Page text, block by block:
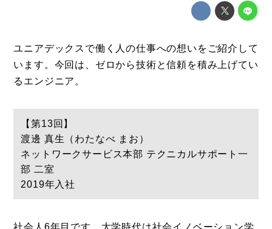
ユニアデックスで働く人の仕事への想いをご紹介して
います。今回は、ゼロから技術と信頼を積み上げてい
るエンジニア。
【第13回】
渡邊 真生（わたなべ まお）
ネットワークサービス本部 テクニカルサポート一
部 二室
2019年入社